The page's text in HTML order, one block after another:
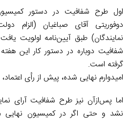
اول طرح شفافیت در دستور
دوفوریتی آقای صباغیان (الزام
نمایندگان) طبق آیین‌نامه اولویت
شفافیت دوباره در دستور کار این
گرفته است.
امیدوارم نهایی شده، پیش از رأی
اما پس‌ازآن نیز طرح شفافیت آرای
نشد و حتی اگر در کمیسیون